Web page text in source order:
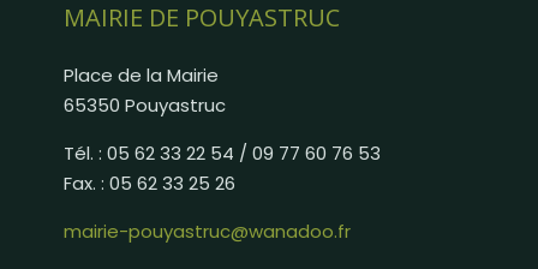
MAIRIE DE POUYASTRUC
Place de la Mairie
65350 Pouyastruc
Tél. : 05 62 33 22 54 / 09 77 60 76 53
Fax. : 05 62 33 25 26
mairie-pouyastruc@wanadoo.fr